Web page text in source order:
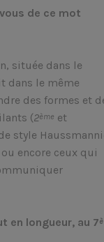
de ce mot
située dans le
dans le même
des formes et
(2ème et
style
encore ceux qui
en longueur, au 7